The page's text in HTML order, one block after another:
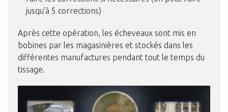
jusqu’à 5 corrections)
Après cette opération, les écheveaux sont mis en
bobines par les magasinières et stockés dans les
différentes manufactures pendant tout le temps du
tissage.